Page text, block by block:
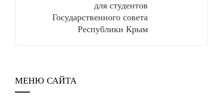
для студентов
Государственного совета
Республики Крым
МЕНЮ САЙТА